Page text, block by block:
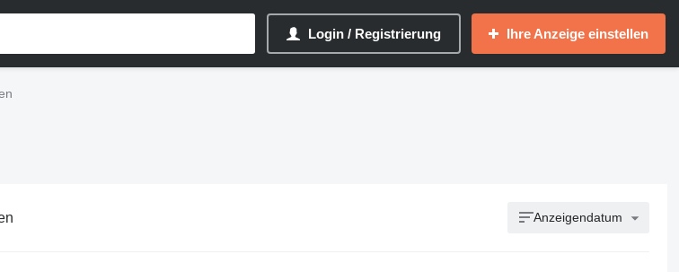
Login / Registrierung Ihre Anzeige einstellen
Anzeigendatum